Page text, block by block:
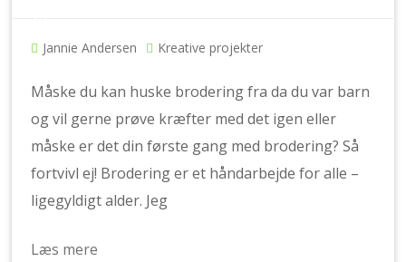
Jannie Andersen Kreative projekter
Måske du kan huske brodering fra da du var barn
og vil gerne prøve kræfter med det igen eller
måske er det din første gang med brodering? Så
fortvivl ej! Brodering er et håndarbejde for alle –
ligegyldigt alder. Jeg
Læs mere